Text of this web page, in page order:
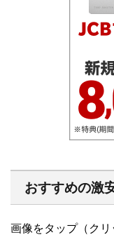
おすすめの激
画像をタップ（ク